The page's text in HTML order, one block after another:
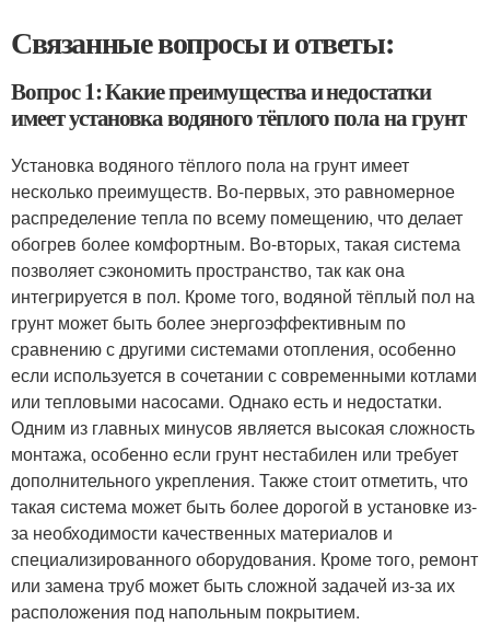
Связанные вопросы и ответы:
Вопрос 1: Какие преимущества и недостатки
имеет установка водяного тёплого пола на грунт
Установка водяного тёплого пола на грунт имеет
несколько преимуществ. Во-первых, это равномерное
распределение тепла по всему помещению, что делает
обогрев более комфортным. Во-вторых, такая система
позволяет сэкономить пространство, так как она
интегрируется в пол. Кроме того, водяной тёплый пол на
грунт может быть более энергоэффективным по
сравнению с другими системами отопления, особенно
если используется в сочетании с современными котлами
или тепловыми насосами. Однако есть и недостатки.
Одним из главных минусов является высокая сложность
монтажа, особенно если грунт нестабилен или требует
дополнительного укрепления. Также стоит отметить, что
такая система может быть более дорогой в установке из-
за необходимости качественных материалов и
специализированного оборудования. Кроме того, ремонт
или замена труб может быть сложной задачей из-за их
расположения под напольным покрытием.